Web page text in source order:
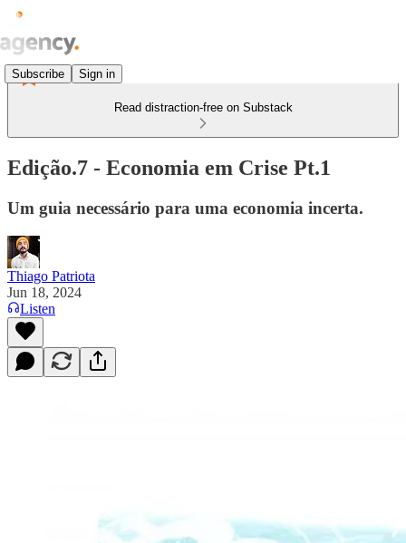
Subscribe Sign in
Read distraction-free on Substack
Edição.7 - Economia em Crise Pt.1
Um guia necessário para uma economia incerta.
Thiago Patriota
Jun 18, 2024
Listen